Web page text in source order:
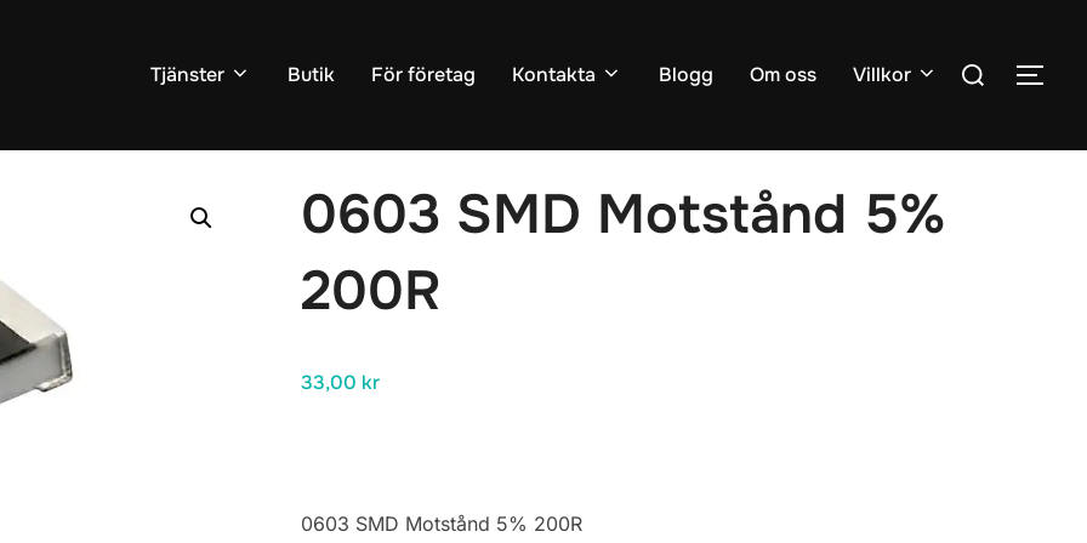
Tjänster Butik För företag Kontakta Blogg Om oss Villkor
Sök
efter:
SLÅ
0603 SMD Motstånd 5%
200R
33,00 kr
0603 SMD Motstånd 5% 200R